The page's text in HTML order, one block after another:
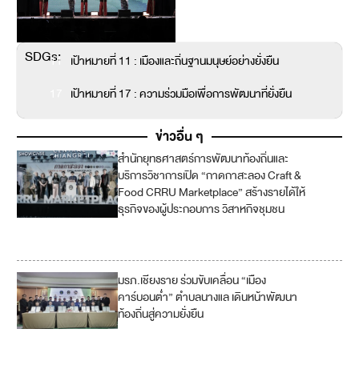
SDGs:
11 เป้าหมายที่ 11 : เมืองและถิ่นฐานมนุษย์อย่างยั่งยืน
เป้าหมายที่ 17 : ความร่วมมือเพื่อการพัฒนาที่ยั่งยืน
ข่าวอื่น ๆ
สำนักยุทธศาสตร์การพัฒนาท้องถิ่นและ
บริการวิชาการเปิด “กาดกาสะลอง Craft &
Food CRRU Marketplace” สร้างรายได้ให้
ธุรกิจของผู้ประกอบการ วิสาหกิจชุมชน
มรภ.เชียงราย ร่วมขับเคลื่อน “เมือง
คาร์บอนต่ำ” ตำบลนางแล เดินหน้าพัฒนา
ท้องถิ่นสู่ความยั่งยืน